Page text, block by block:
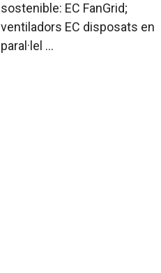
sostenible: EC FanGrid;
ventiladors EC disposats en
paral·lel ...